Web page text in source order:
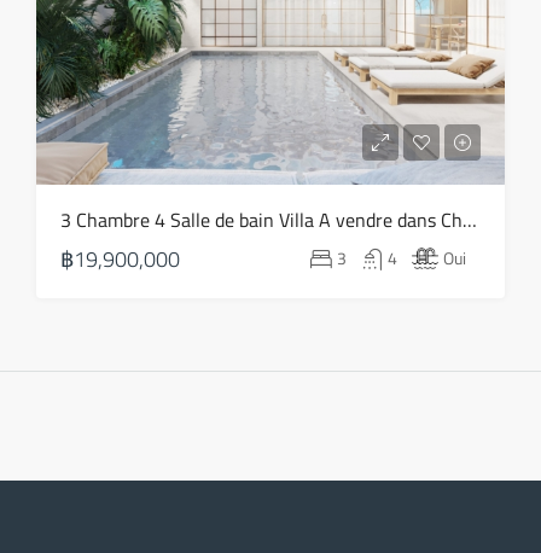
3 Chambre 4 Salle de bain Villa A vendre dans Choeng Mon – HS0818
฿19,900,000 3 4 Oui